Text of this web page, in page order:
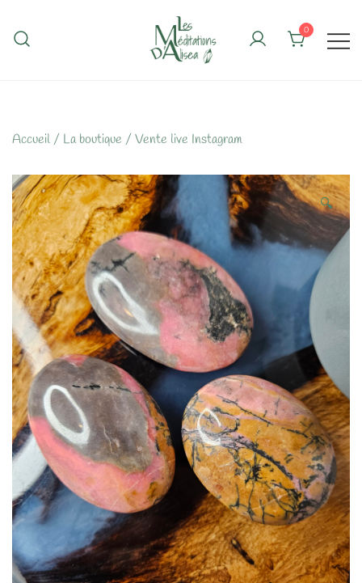
content
0
Accueil / La boutique / Vente live Instagram
🔍